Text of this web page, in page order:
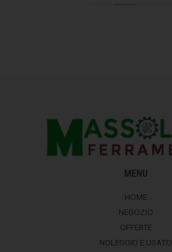
MENU
HOME
NEGOZIO
OFFERTE
NOLEGGIO E USATO